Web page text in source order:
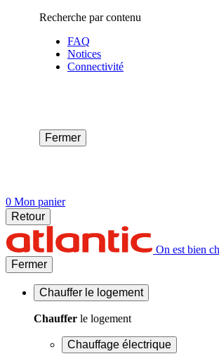
Recherche par contenu
FAQ
Notices
Connectivité
Fermer
0 Mon panier
Retour
On est bien
Fermer
Chauffer le logement
Chauffer le logement
Chauffage électrique